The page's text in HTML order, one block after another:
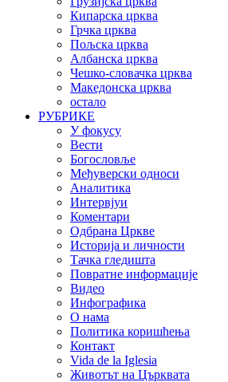
Кипарска црква
Грчка црква
Пољска црква
Албанска црква
Чешко-словачка црква
Македонска црква
остало
РУБРИКЕ
У фокусу
Вести
Богословље
Међуверски односи
Аналитика
Интервјуи
Коментари
Одбрана Цркве
Историја и личности
Тачка гледишта
Повратне информације
Видео
Инфографика
О нама
Политика коришћења
Контакт
Vida de la Iglesia
Животът на Църквата